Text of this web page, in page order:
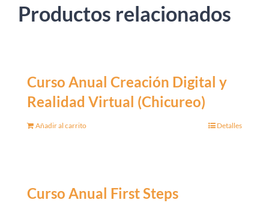
Productos relacionados
Curso Anual Creación Digital y
Realidad Virtual (Chicureo)
Añadir al carrito Detalles
Curso Anual First Steps